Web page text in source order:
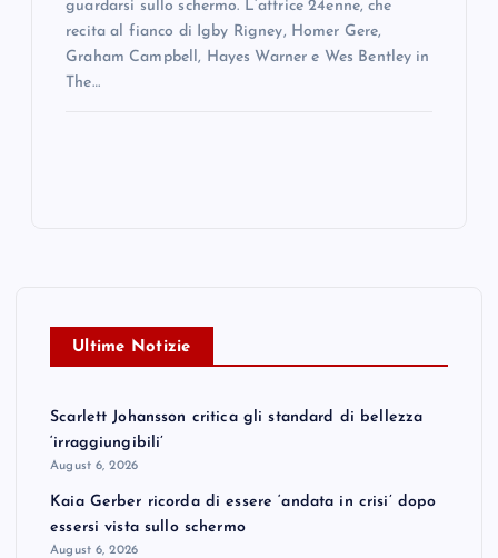
guardarsi sullo schermo. L’attrice 24enne, che
recita al fianco di Igby Rigney, Homer Gere,
Graham Campbell, Hayes Warner e Wes Bentley in
The…
Ultime Notizie
Scarlett Johansson critica gli standard di bellezza
‘irraggiungibili’
August 6, 2026
Kaia Gerber ricorda di essere ‘andata in crisi’ dopo
essersi vista sullo schermo
August 6, 2026